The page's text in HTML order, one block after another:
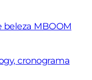
beleza MBOOM
cronograma